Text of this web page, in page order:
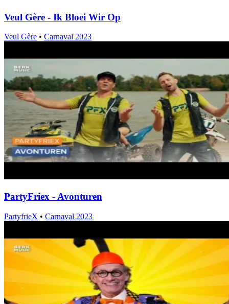
Veul Gère - Ik Bloei Wir Op
Veul Gère • Carnaval 2023
PartyFriex - Avonturen
PartyfrieX • Carnaval 2023